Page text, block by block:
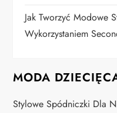
Jak Tworzyć Modowe
Wykorzystaniem
MODA
Stylowe Spódniczki Dla